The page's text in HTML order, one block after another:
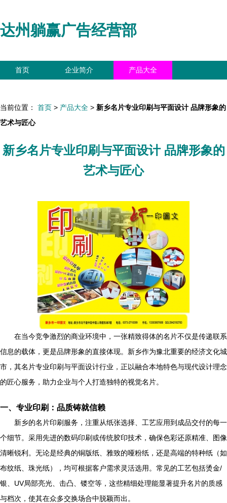
达州躺赢广告经营部
首页 企业简介 产品大全
当前位置： 首页 > 产品大全 > 新乡名片专业印刷与平面设计 品牌形象的
艺术与匠心
新乡名片专业印刷与平面设计 品牌形象的
艺术与匠心
在当今竞争激烈的商业环境中，一张精致得体的名片不仅是传递联系
信息的载体，更是品牌形象的直接体现。新乡作为豫北重要的经济文化城
市，其名片专业印刷与平面设计行业，正以融合本地特色与现代设计理念
的匠心服务，助力企业与个人打造独特的视觉名片。
一、专业印刷：品质铸就信赖
新乡的名片印刷服务，注重从纸张选择、工艺应用到成品交付的每一
个细节。采用先进的数码印刷或传统胶印技术，确保色彩还原精准、图像
清晰锐利。无论是经典的铜版纸、雅致的哑粉纸，还是高端的特种纸（如
布纹纸、珠光纸），均可根据客户需求灵活选用。常见的工艺包括烫金/
银、UV局部亮光、击凸、镂空等，这些精细处理能显著提升名片的质感
与档次，使其在众多交换场合中脱颖而出。